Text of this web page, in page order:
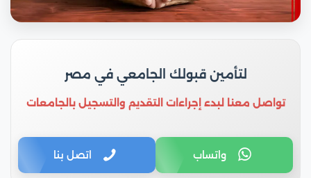
لتأمين قبولك الجامعي في مصر
تواصل معنا لبدء إجراءات التقديم والتسجيل بالجامعات
واتساب اتصل بنا